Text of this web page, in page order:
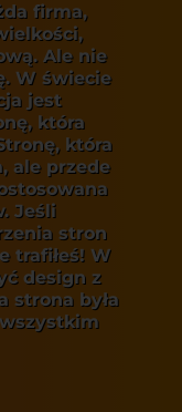
firma,
Ale nie
W świecie
jest
która
która
ale przede
Jeśli
stron
trafiłeś! W
design z
strona była